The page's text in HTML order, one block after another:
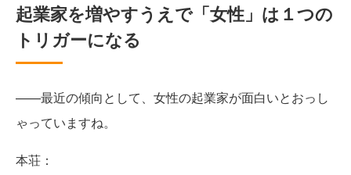
起業家を増やすうえで「女性」は１つの
トリガーになる
——最近の傾向として、女性の起業家が面白いとおっし
ゃっていますね。
本荘：